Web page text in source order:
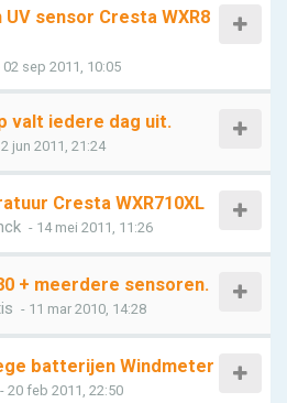
UV sensor Cresta WXR8
02 sep 2011, 10:05
valt iedere dag uit.
jun 2011, 21:24
Cresta WXR710XL
- 14 mei 2011, 11:26
+ meerdere sensoren.
- 11 mar 2010, 14:28
batterijen Windmeter
- 20 feb 2011, 22:50